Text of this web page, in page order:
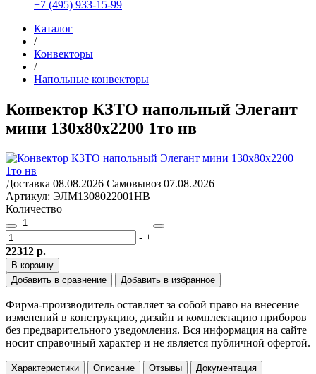
+7 (495) 933-15-99
Каталог
/
Конвекторы
/
Напольные конвекторы
Конвектор КЗТО напольный Элегант
мини 130х80х2200 1то нв
Доставка 08.08.2026 Самовывоз 07.08.2026
Артикул: ЭЛМ1308022001НВ
Количество
- +
22312 р.
В корзину
Добавить в сравнение
Добавить в избранное
Фирма-производитель оставляет за собой право на внесение
изменений в конструкцию, дизайн и комплектацию приборов
без предварительного уведомления. Вся информация на сайте
носит справочный характер и не является публичной офертой.
Характеристики Описание Отзывы Документация